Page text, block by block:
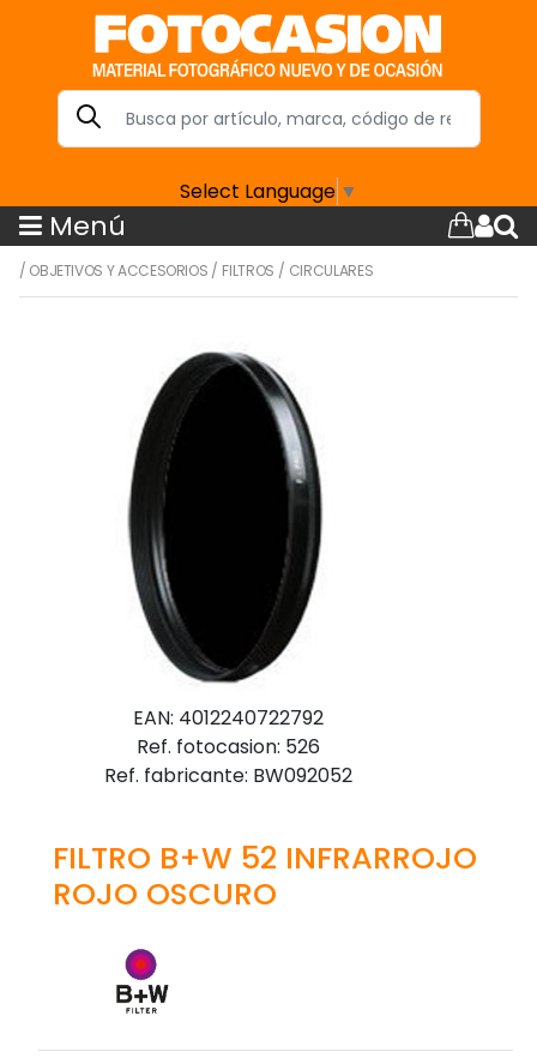
Select Language ▼
Menú
/ OBJETIVOS Y ACCESORIOS / FILTROS / CIRCULARES
EAN: 4012240722792
Ref. fotocasion: 526
Ref. fabricante: BW092052
FILTRO B+W 52 INFRARROJO
ROJO OSCURO